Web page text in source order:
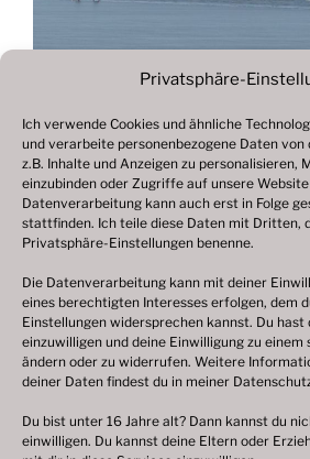
Privatsphäre-
Ich verwende Cookies und ähnliche
und verarbeite personenbezogene Daten von
z.B. Inhalte und Anzeigen zu personalisieren,
einzubinden oder Zugriffe auf unsere
Datenverarbeitung kann auch erst in Folge
stattfinden. Ich teile diese Daten mit Dritten,
Privatsphäre-Einstellungen benenne.
Die Datenverarbeitung kann mit deiner
eines berechtigten Interesses erfolgen, dem
Einstellungen widersprechen kannst. Du hast
einzuwilligen und deine Einwilligung zu
ändern oder zu widerrufen. Weitere
deiner Daten findest du in meiner
Du bist unter 16 Jahre alt? Dann kannst du
einwilligen. Du kannst deine Eltern oder
Beitragsnavigation
Vorheriger
Beitrag
Fotogalerie 2019
© 2003 – 2025 nilsbenthien.de,
|Cookie-Richtlinie EU|Impressum